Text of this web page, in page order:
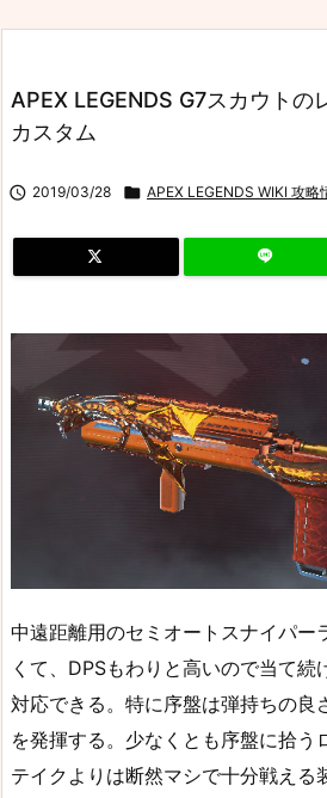
APEX LEGENDS G7スカウトの
カスタム
 2019/03/28  APEX LEGENDS WIKI 攻略
中遠距離用のセミオートスナイパー
くて、DPSもわりと高いので当て続
対応できる。特に序盤は弾持ちの良
を発揮する。少なくとも序盤に拾う
テイクよりは断然マシで十分戦える